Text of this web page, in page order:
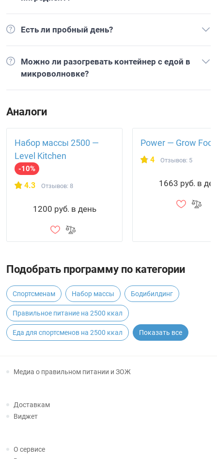
Есть ли пробный день?
Можно ли разогревать контейнер с едой в
микроволновке?
Аналоги
Набор массы 2500 —
Level Kitchen
-10%
4.3 Отзывов: 8
1200 руб. в день
Power — Grow
4 Отзывов: 5
1663 руб. в
Подобрать программу по категории
Спортсменам Набор массы Бодибилдинг
Правильное питание на 2500 ккал
Еда для спортсменов на 2500 ккал Показать все
Медиа о правильном питании и ЗОЖ
Доставкам
Виджет
О сервисе